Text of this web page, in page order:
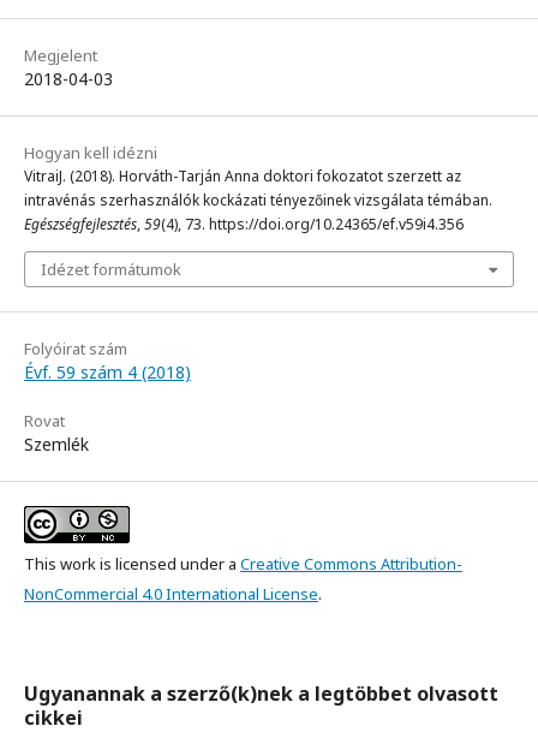
Megjelent
2018-04-03
Hogyan kell idézni
VitraiJ. (2018). Horváth-Tarján Anna doktori fokozatot szerzett az
intravénás szerhasználók kockázati tényezőinek vizsgálata témában.
Egészségfejlesztés,59(4), 73. https://doi.org/10.24365/ef.v59i4.356
Idézet formátumok
Folyóirat szám
Évf. 59 szám 4 (2018)
Rovat
Szemlék
This work is licensed under a Creative Commons Attribution-
NonCommercial 4.0 International License.
Ugyanannak a szerző(k)nek a legtöbbet olvasott
cikkei